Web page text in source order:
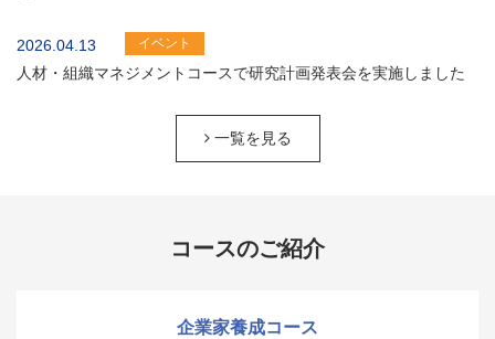
2026.04.13 イベント
人材・組織マネジメントコースで研究計画発表会を実施しました
一覧を見る
コースのご紹介
企業家養成コース